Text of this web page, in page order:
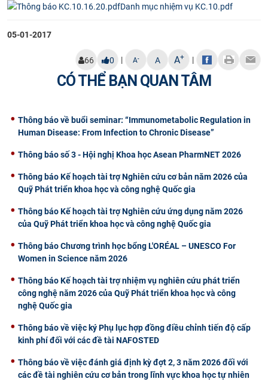
Danh mục nhiệm vụ KC.10.pdf
05-01-2017
66 0 | A- A A+ |
CÓ THỂ BẠN QUAN TÂM
Thông báo về buổi seminar: “Immunometabolic Regulation in
Human Disease: From Infection to Chronic Disease”
Thông báo số 3 - Hội nghị Khoa học Asean PharmNET 2026
Thông báo Kế hoạch tài trợ Nghiên cứu cơ bản năm 2026 của
Quỹ Phát triển khoa học và công nghệ Quốc gia
Thông báo Kế hoạch tài trợ Nghiên cứu ứng dụng năm 2026
của Quỹ Phát triển khoa học và công nghệ Quốc gia
Thông báo Chương trình học bổng L'ORÉAL – UNESCO For
Women in Science năm 2026
Thông báo Kế hoạch tài trợ nhiệm vụ nghiên cứu phát triển
công nghệ năm 2026 của Quỹ Phát triển khoa học và công
nghệ Quốc gia
Thông báo về việc ký Phụ lục hợp đồng điều chỉnh tiến độ cấp
kinh phí đối với các đề tài NAFOSTED
Thông báo về việc đánh giá định kỳ đợt 2, 3 năm 2026 đối với
các đề tài nghiên cứu cơ bản trong lĩnh vực khoa học tự nhiên